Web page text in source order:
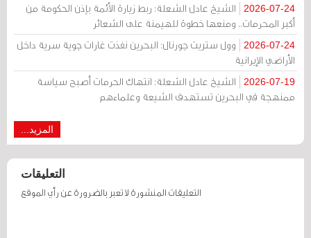
2026-07-24
الشيخ عادل الشعلة: ربط زيارة الأئمة بإذن الحكومة من
أكبر المحرمات.. ومنعها خطوة للهيمنة على الشعائر
2026-07-24
وول ستريت جورنال: البحرين نفذت غارات جوية سرية داخل
الأراضي الإيرانية
2026-07-19
الشيخ عادل الشعلة: انتهاك الحرمات أصبح سياسة
ممنهجة في البحرين تستهدف الشيعة وعلماءهم
المزيد...
التعليقات
التعليقات المنشورة لا تعبر بالضرورة عن رأي الموقع